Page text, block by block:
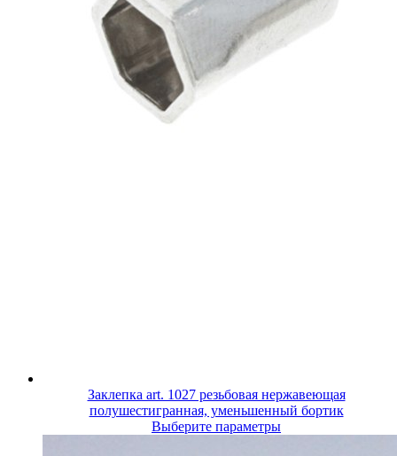
Заклепка art. 1027 резьбовая нержавеющая
полушестигранная, уменьшенный бортик
Выберите параметры